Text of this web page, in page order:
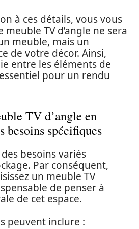
à ces détails, vous vous
TV d’angle ne sera
meuble, mais un
de votre décor. Ainsi,
entre les éléments de
pour un rendu
TV d’angle en
besoins spécifiques
besoins variés
Par conséquent,
un meuble TV
de penser à
de cet espace.
peuvent inclure :